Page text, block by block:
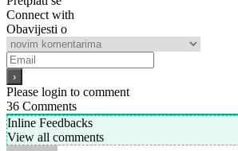
Connect with
Obavijesti o
Please login to comment
36 Comments
Inline Feedbacks
View all comments